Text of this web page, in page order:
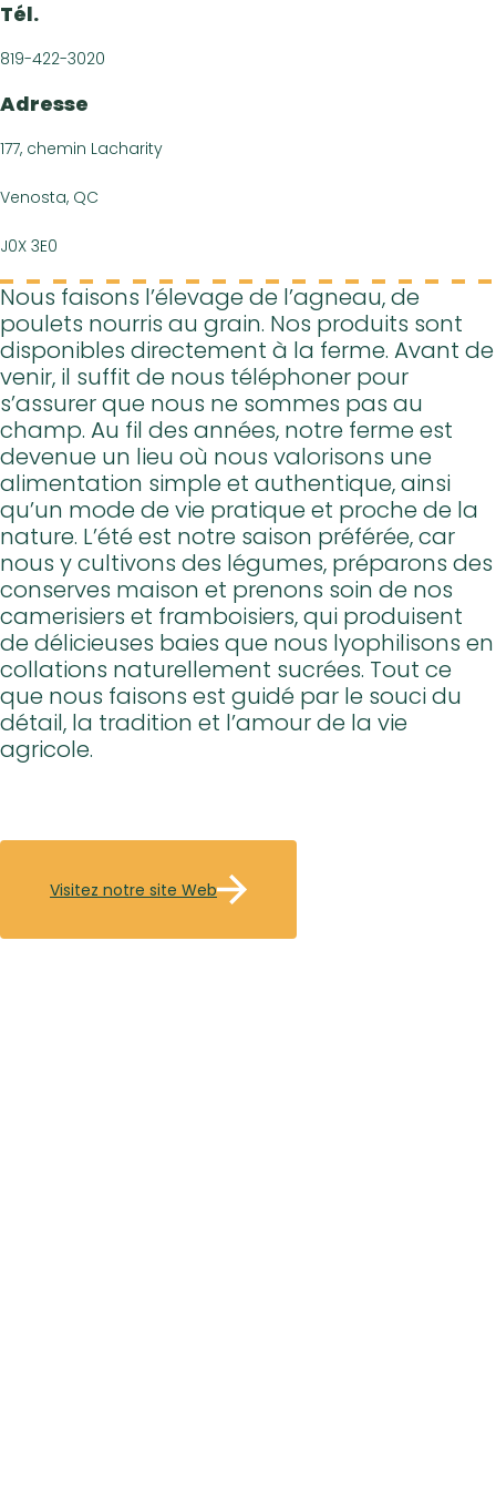
Tél.
819-422-3020
Adresse
177, chemin Lacharity
Venosta, QC
J0X 3E0
Nous faisons l’élevage de l’agneau, de
poulets nourris au grain. Nos produits sont
disponibles directement à la ferme. Avant de
venir, il suffit de nous téléphoner pour
s’assurer que nous ne sommes pas au
champ. Au fil des années, notre ferme est
devenue un lieu où nous valorisons une
alimentation simple et authentique, ainsi
qu’un mode de vie pratique et proche de la
nature. L’été est notre saison préférée, car
nous y cultivons des légumes, préparons des
conserves maison et prenons soin de nos
camerisiers et framboisiers, qui produisent
de délicieuses baies que nous lyophilisons en
collations naturellement sucrées. Tout ce
que nous faisons est guidé par le souci du
détail, la tradition et l’amour de la vie
agricole.
Visitez notre site Web